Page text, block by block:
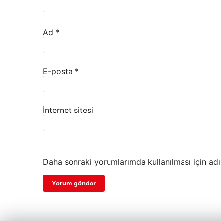
Ad *
E-posta *
İnternet sitesi
Daha sonraki yorumlarımda kullanılması için